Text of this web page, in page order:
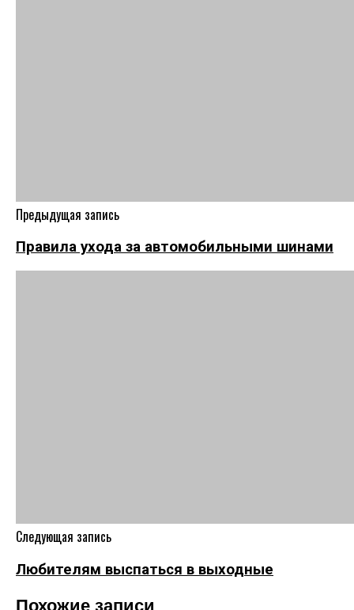
Предыдущая запись
Правила ухода за автомобильными шинами
Следующая запись
Любителям выспаться в выходные
Похожие записи